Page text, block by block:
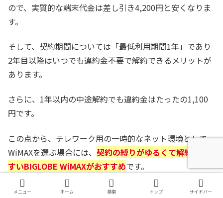
ので、実質的な端末代金は差し引き4,200円と安くなりま
す。
そして、契約期間については「最低利用期間1年」であり
2年目以降はいつでも違約金不要で解約できるメリットが
あります。
さらに、1年以内の中途解約でも違約金はたったの1,100
円です。
この点から、テレワーク用の一時的なネット環境として
WiMAXを選ぶ場合には、 契約の縛りがゆるくて解約しや
すいBIGLOBE WiMAXがおすすめです。
WiMAXお得情報サイト 3 Pockets
メニュー ホーム 検索 トップ サイドバー